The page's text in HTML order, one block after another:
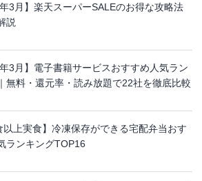
年3月】楽天スーパーSALEのお得な攻略法
説
年3月】電子書籍サービスおすすめ人気ラン
無料・還元率・読み放題で22社を徹底比較
以上実食】冷凍保存ができる宅配弁当おす
ランキングTOP16